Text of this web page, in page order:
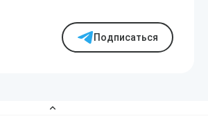
Подписаться